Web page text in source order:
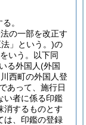
。
の一部を改正す
」という。)の
いう。以下同
る外国人(外国
西町の外国人登
であって、施行日
い者に係る印鑑
消するものとす
は、印鑑の登録